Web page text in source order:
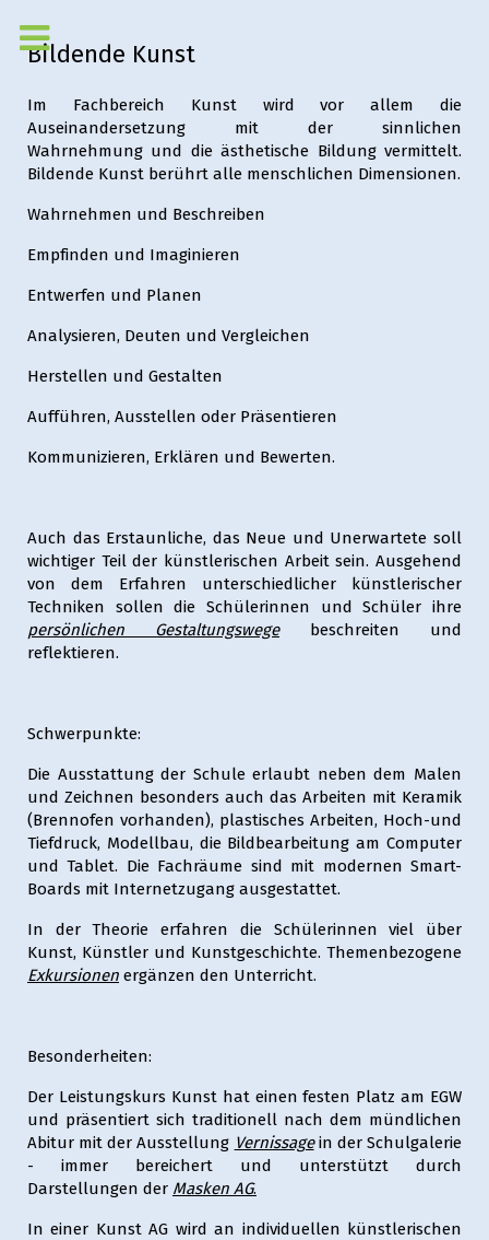
Bildende Kunst
Im Fachbereich Kunst wird vor allem die
Auseinandersetzung mit der sinnlichen
Wahrnehmung und die ästhetische Bildung vermittelt.
Bildende Kunst berührt alle menschlichen Dimensionen.
Wahrnehmen und Beschreiben
Empfinden und Imaginieren
Entwerfen und Planen
Analysieren, Deuten und Vergleichen
Herstellen und Gestalten
Aufführen, Ausstellen oder Präsentieren
Kommunizieren, Erklären und Bewerten.
Auch das Erstaunliche, das Neue und Unerwartete soll
wichtiger Teil der künstlerischen Arbeit sein. Ausgehend
von dem Erfahren unterschiedlicher künstlerischer
Techniken sollen die Schülerinnen und Schüler ihre
persönlichen Gestaltungswegebeschreiten und
reflektieren.
Schwerpunkte:
Die Ausstattung der Schule erlaubt neben dem Malen
und Zeichnen besonders auch das Arbeiten mit Keramik
(Brennofen vorhanden), plastisches Arbeiten, Hoch-und
Tiefdruck, Modellbau, die Bildbearbeitung am Computer
und Tablet. Die Fachräume sind mit modernen Smart-
Boards mit Internetzugang ausgestattet.
In der Theorie erfahren die Schülerinnen viel über
Kunst, Künstler und Kunstgeschichte. Themenbezogene
Exkursionen ergänzen den Unterricht.
Besonderheiten:
Der Leistungskurs Kunst hat einen festen Platz am EGW
und präsentiert sich traditionell nach dem mündlichen
Abitur mit der Ausstellung Vernissagein der Schulgalerie
- immer bereichert und unterstützt durch
Darstellungen der Masken AG.
In einer Kunst AG wird an individuellen künstlerischen